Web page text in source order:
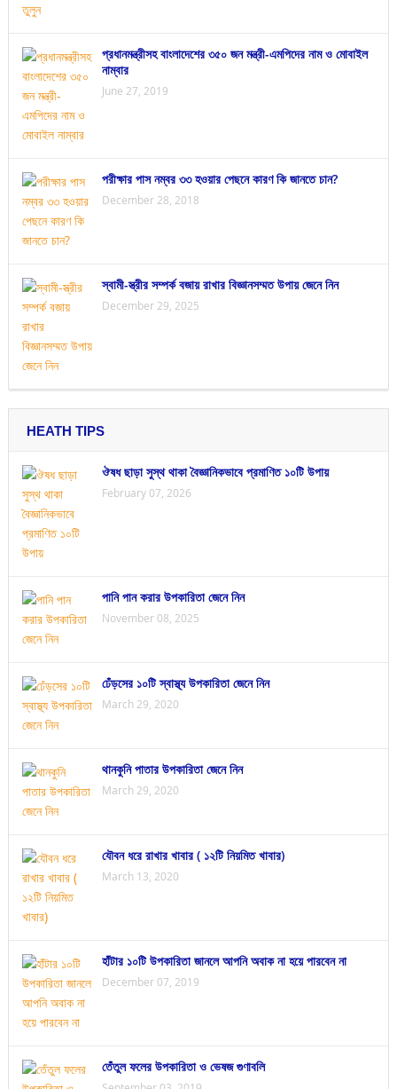
প্রধানমন্ত্রীসহ বাংলাদেশের ৩৫০ জন মন্ত্রী-এমপিদের নাম ও মোবাইল
নাম্বার
June 27, 2019
পরীক্ষার পাস নম্বর ৩৩ হওয়ার পেছনে কারণ কি জানতে চান?
December 28, 2018
স্বামী-স্ত্রীর সম্পর্ক বজায় রাখার বিজ্ঞানসম্মত উপায় জেনে নিন
December 29, 2025
HEATH TIPS
ঔষধ ছাড়া সুস্থ থাকা বৈজ্ঞানিকভাবে প্রমাণিত ১০টি উপায়
February 07, 2026
পানি পান করার উপকারিতা জেনে নিন
November 08, 2025
ঢেঁড়সের ১০টি স্বাস্থ্য উপকারিতা জেনে নিন
March 29, 2020
থানকুনি পাতার উপকারিতা জেনে নিন
March 29, 2020
যৌবন ধরে রাখার খাবার ( ১২টি নিয়মিত খাবার)
March 13, 2020
হাঁটার ১০টি উপকারিতা জানলে আপনি অবাক না হয়ে পারবেন না
December 07, 2019
তেঁতুল ফলের উপকারিতা ও ভেষজ গুণাবলি